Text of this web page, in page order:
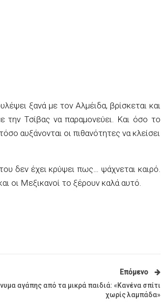
ξανά με τον Αλμέιδα, βρίσκεται και
Τσίβας να παραμονεύει. Και όσο το
αυξάνονται οι πιθανότητες να κλείσει
δεν έχει κρύψει πως… ψάχνεται καιρό.
οι Μεξικανοί το ξέρουν καλά αυτό.
Επόμενο
αγάπης από τα μικρά παιδιά: «Κανένα σπίτι
χωρίς λαμπάδα»